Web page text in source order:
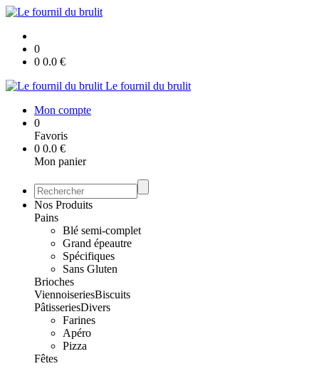
0
0 0.0 €
Le fournil du brulit
Mon compte
0
Favoris
0 0.0 €
Mon panier
Nos Produits
Pains
Blé semi-complet
Grand épeautre
Spécifiques
Sans Gluten
Brioches
ViennoiseriesBiscuits
PâtisseriesDivers
Farines
Apéro
Pizza
Fêtes